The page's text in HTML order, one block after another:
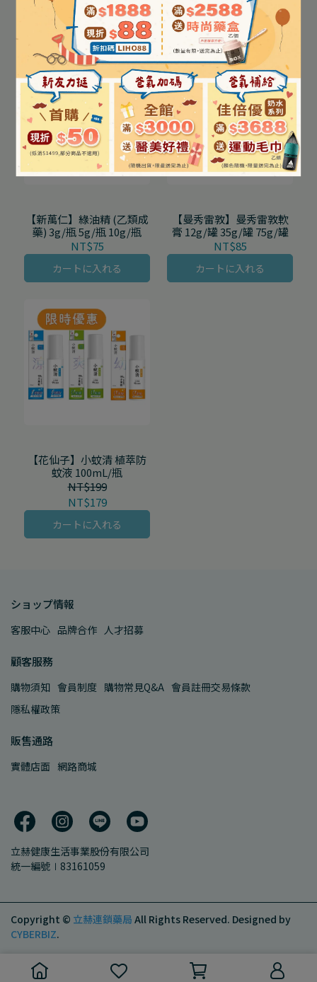
NT$239
カートに入れる
カートに入れる
【新萬仁】綠油精 (乙類成
藥) 3g/瓶 5g/瓶 10g/瓶
NT$75
カートに入れる
【曼秀雷敦】曼秀雷敦軟
膏 12g/罐 35g/罐 75g/罐
NT$85
カートに入れる
【花仙子】小蚊清 植萃防
蚊液 100mL/瓶
NT$179
NT$199
カートに入れる
ショップ情報
客服中心 品牌合作 人才招募
顧客服務
購物須知 會員制度 購物常見Q&A 會員註冊交易條款
隱私權政策
販售通路
實體店面 網路商城
立赫健康生活事業股份有限公司
統一編號∣83161059
Copyright © 立赫連鎖藥局 All Rights Reserved. Designed by
CYBERBIZ.